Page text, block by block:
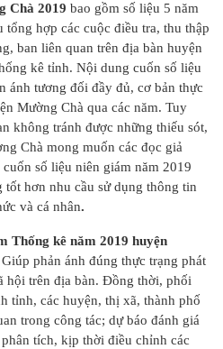
Chà 2019 bao gồm số liệu 5 năm
hợp các cuộc điều tra, thu thập
ban liên quan trên địa bàn huyện
kê tỉnh. Nội dung cuốn số liệu
ánh tương đối đầy đủ, cơ bản thực
Mường Chà qua các năm. Tuy
không tránh được những thiếu sót,
Chà mong muốn các đọc giả
số liệu niên giám năm 2019
tốt hơn nhu cầu sử dụng thông tin
và cá nhân.
Thống kê năm 2019 huyện
Giúp phản ánh đúng thực trạng phát
hội trên địa bàn. Đồng thời, phối
tỉnh, các huyện, thị xã, thành phố
trong công tác; dự báo đánh giá
tích, kịp thời điều chỉnh các